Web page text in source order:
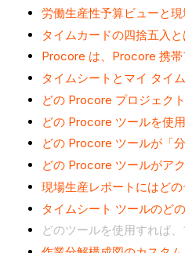
労働生産性予算ビューと
タイムカードの四捨五入
Procore は、Procore 携
タイムシートとマイ タイ
どの Procore プロジェク
どの Procore ツールを使
どの Procore ツールが「
どの Procore ツールがア
現場生産レポートにはど
タイムシート ツールのど
どのツールを使用すれば